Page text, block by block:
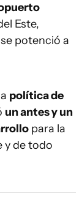
Este,
potenció a
política de
un antes y un
para la
y de todo